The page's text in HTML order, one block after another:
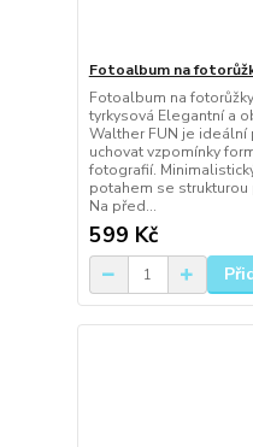
Fotoalbum na
Fotoalbum na
tyrkysová Elegantní a
Walther FUN je ideální
uchovat vzpomínky
fotografií.
potahem se strukturou
Na před...
599 Kč